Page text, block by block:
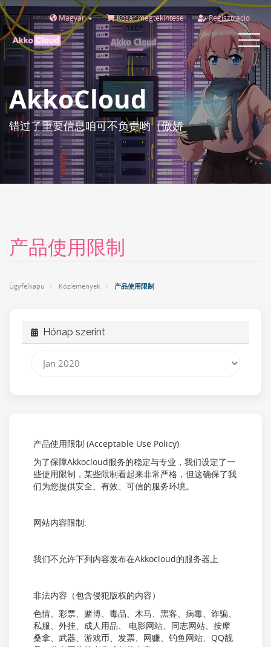
Magyar Kosár megtekintése Regisztráció
Toggle
AkkoCloud
错过了重要信息咱可不负责哟（傲娇
产品使用限制
Ügyfélkapu Közlemények 产品使用限制
Hónap szerint
产品使用限制 (Acceptable Use Policy)
为了保障Akkocloud服务的稳定与专业，我们设定了一
些使用限制，某些限制看起来非常严格，但这确保了我
们为您提供安全、有效、可信的服务环境。
网站内容限制:
我们不允许下列内容发布在Akkocloud的服务器上
非法内容（包含侵犯版权的内容）
色情、彩票、赌博、毒品、木马、黑客、病毒、诈骗、
私服、外挂、成人用品、 电影网站、同志网站、按摩
桑拿、武器、游戏币、发票、网赚、钓鱼网站、QQ靓